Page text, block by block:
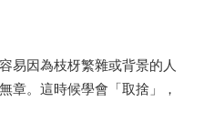
易因為枝枒繁雜或背景的人
章。這時候學會「取捨」，